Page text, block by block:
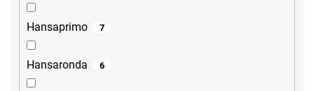
Hansaprimo 7
Hansaronda 6